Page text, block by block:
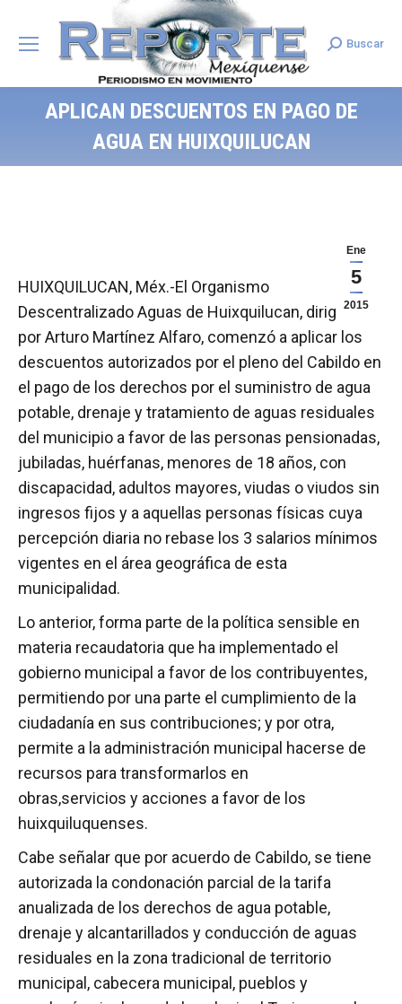
Search:
Buscar
APLICAN DESCUENTOS EN PAGO DE
AGUA EN HUIXQUILUCAN
Ene
5
2015
HUIXQUILUCAN, Méx.-El Organismo
Descentralizado Aguas de Huixquilucan, dirigido
por Arturo Martínez Alfaro, comenzó a aplicar los
descuentos autorizados por el pleno del Cabildo en
el pago de los derechos por el suministro de agua
potable, drenaje y tratamiento de aguas residuales
del municipio a favor de las personas pensionadas,
jubiladas, huérfanas, menores de 18 años, con
discapacidad, adultos mayores, viudas o viudos sin
ingresos fijos y a aquellas personas físicas cuya
percepción diaria no rebase los 3 salarios mínimos
vigentes en el área geográfica de esta
municipalidad.
Lo anterior, forma parte de la política sensible en
materia recaudatoria que ha implementado el
gobierno municipal a favor de los contribuyentes,
permitiendo por una parte el cumplimiento de la
ciudadanía en sus contribuciones; y por otra,
permite a la administración municipal hacerse de
recursos para transformarlos en
obras,servicios y acciones a favor de los
huixquiluquenses.
Cabe señalar que por acuerdo de Cabildo, se tiene
autorizada la condonación parcial de la tarifa
anualizada de los derechos de agua potable,
drenaje y alcantarillados y conducción de aguas
residuales en la zona tradicional de territorio
municipal, cabecera municipal, pueblos y